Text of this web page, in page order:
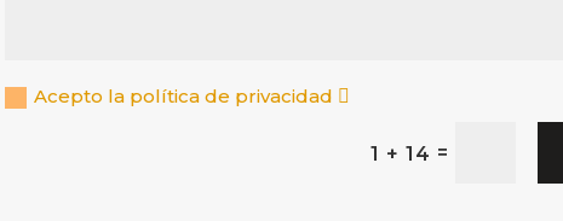
Acepto la política de privacidad
1 + 14 =